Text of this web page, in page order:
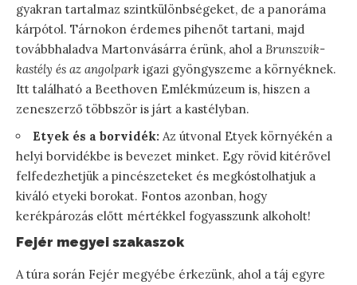
gyakran tartalmaz szintkülönbségeket, de a panoráma
kárpótol. Tárnokon érdemes pihenőt tartani, majd
továbbhaladva Martonvásárra érünk, ahol a Brunszvik-
kastély és az angolpark igazi gyöngyszeme a környéknek.
Itt található a Beethoven Emlékmúzeum is, hiszen a
zeneszerző többször is járt a kastélyban.
Etyek és a borvidék: Az útvonal Etyek környékén a
helyi borvidékbe is bevezet minket. Egy rövid kitérővel
felfedezhetjük a pincészeteket és megkóstolhatjuk a
kiváló etyeki borokat. Fontos azonban, hogy
kerékpározás előtt mértékkel fogyasszunk alkoholt!
Fejér megyei szakaszok
A túra során Fejér megyébe érkezünk, ahol a táj egyre